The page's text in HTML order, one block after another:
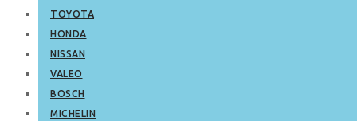
TOYOTA
HONDA
NISSAN
VALEO
BOSCH
MICHELIN